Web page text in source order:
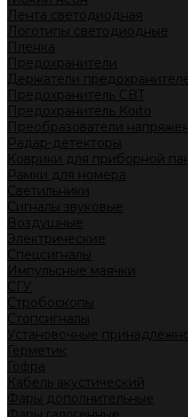
Лента светодиодная
Логотипы светодиодные
Пленка
Предохранители
Держатели
Предохранитель CBT
Предохранитель Koito
Преобразователи
Радар-детекторы
Коврики для приборной
Рамки для номера
Светильники
Сигналы звуковые
Воздушные
Электрические
Спецсигналы
Импульсные маячки
СГУ
Стробоскопы
Стопсигналы
Установочные
Герметик
Гофра
Кабель акустический
Фары дополнительные